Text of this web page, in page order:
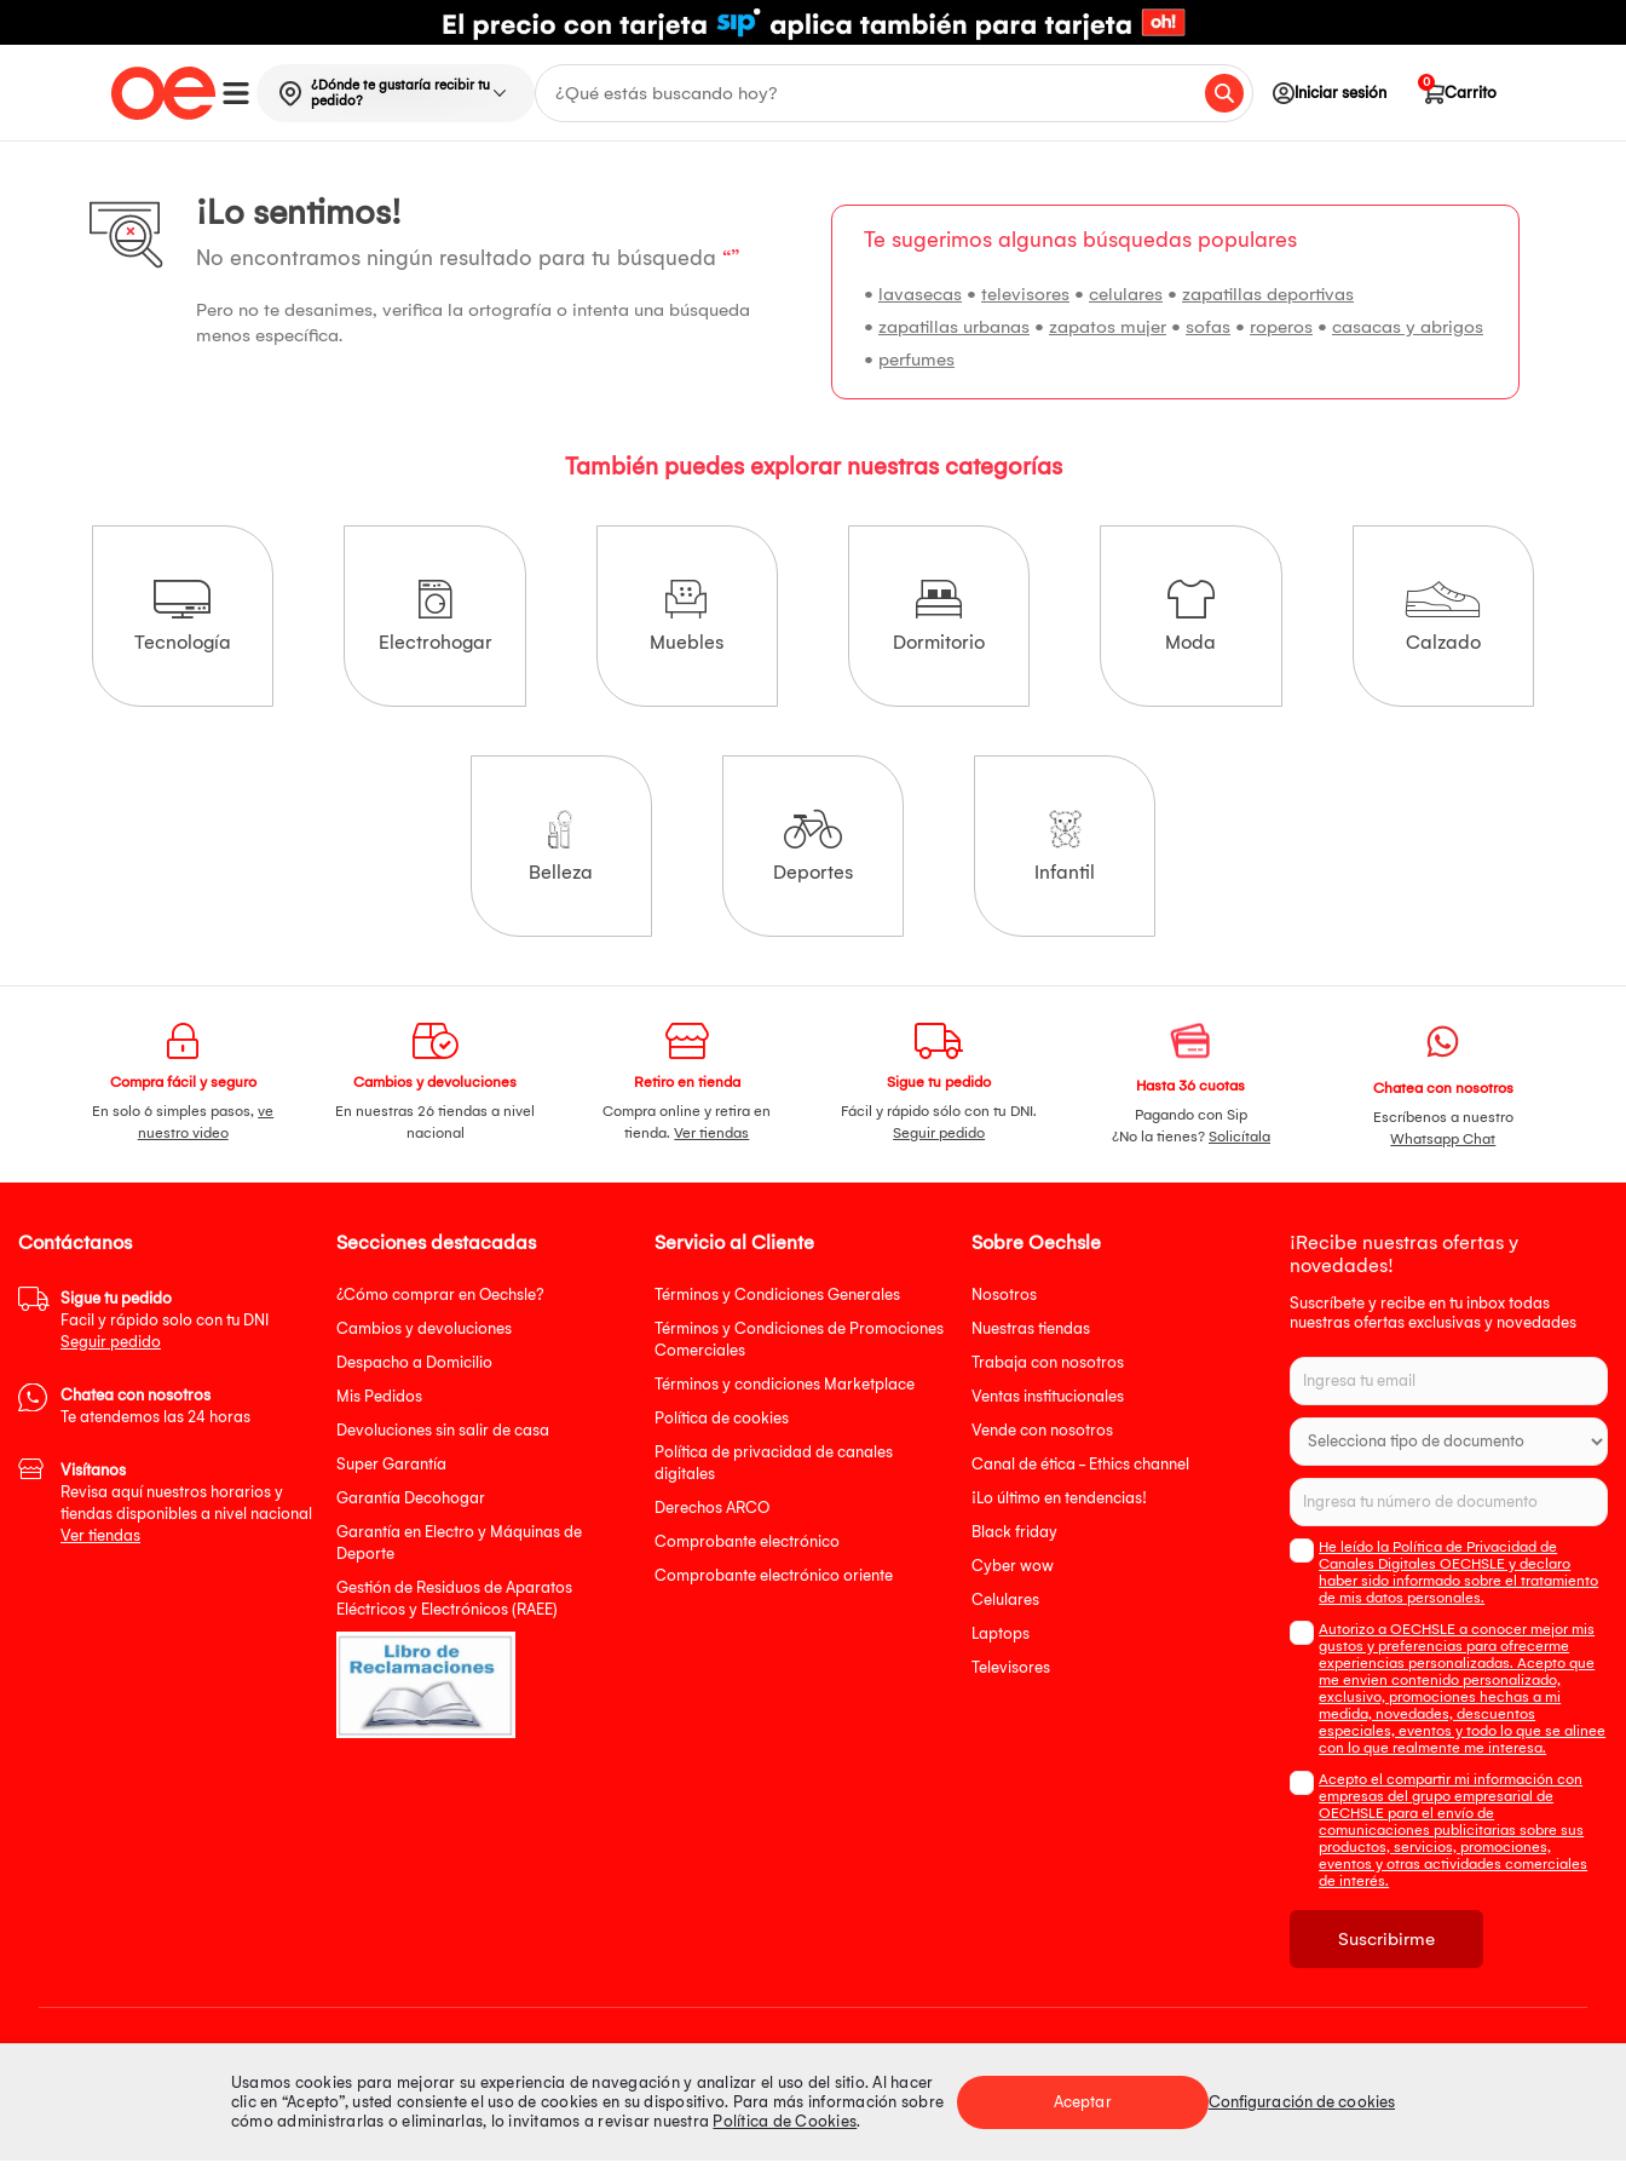
¿Dónde te gustaría recibir tu
pedido?
Iniciar sesión Carrito
0
¡Lo sentimos!
No encontramos ningún resultado para tu búsqueda “”
Pero no te desanimes, verifica la ortografía o intenta una búsqueda
menos específica.
Te sugerimos algunas búsquedas populares
• lavasecas • televisores • celulares • zapatillas deportivas
• zapatillas urbanas • zapatos mujer • sofas • roperos • casacas y abrigos
• perfumes
También puedes explorar nuestras categorías
Tecnología Electrohogar Muebles Dormitorio Moda Calzado
Belleza Deportes Infantil
Compra fácil y seguro
En solo 6 simples pasos,ve
nuestro video
Cambios y devoluciones
En nuestras 26 tiendas a nivel
nacional
Retiro en tienda
Compra online y retira en
tienda.Ver tiendas
Sigue tu pedido
Fácil y rápido sólo con tu DNI.
Seguir pedido
Hasta 36 cuotas
Pagando con Sip
¿No la tienes? Solicítala
Chatea con nosotros
Escríbenos a nuestro
Whatsapp Chat
Secciones destacadas
¿Cómo comprar en Oechsle?
Cambios y devoluciones
Despacho a Domicilio
Mis Pedidos
Devoluciones sin salir de casa
Super Garantía
Garantía Decohogar
Garantía en Electro y Máquinas de
Deporte
Gestión de Residuos de Aparatos
Eléctricos y Electrónicos (RAEE)
Servicio al Cliente
Términos y Condiciones Generales
Términos y Condiciones de Promociones
Comerciales
Términos y condiciones Marketplace
Política de cookies
Política de privacidad de canales
digitales
Derechos ARCO
Comprobante electrónico
Comprobante electrónico oriente
Sobre Oechsle
Nosotros
Nuestras tiendas
Trabaja con nosotros
Ventas institucionales
Vende con nosotros
Canal de ética - Ethics channel
¡Lo último en tendencias!
Black friday
Cyber wow
Celulares
Laptops
Televisores
¡Recibe nuestras ofertas y
novedades!
Suscríbete y recibe en tu inbox todas
nuestras ofertas exclusivas y novedades
He leído la Política de Privacidad de
Canales Digitales OECHSLE y declaro
haber sido informado sobre el tratamiento
de mis datos personales.
Autorizo a OECHSLE a conocer mejor mis
gustos y preferencias para ofrecerme
experiencias personalizadas. Acepto que
me envien contenido personalizado,
exclusivo, promociones hechas a mi
medida, novedades, descuentos
especiales, eventos y todo lo que se alinee
con lo que realmente me interesa.
Acepto el compartir mi información con
empresas del grupo empresarial de
OECHSLE para el envío de
comunicaciones publicitarias sobre sus
productos, servicios, promociones,
eventos y otras actividades comerciales
de interés.
Suscribirme
Contáctanos
Sigue tu pedido
Facil y rápido solo con tu DNI
Seguir pedido
Chatea con nosotros
Te atendemos las 24 horas
Visítanos
Revisa aquí nuestros horarios y
tiendas disponibles a nivel nacional
Ver tiendas
Síguenos en Medios de pago Tienda 100% Segura
Usamos cookies para mejorar su experiencia de navegación y analizar el uso del sitio. Al hacer
clic en “Acepto”, usted consiente el uso de cookies en su dispositivo. Para más información sobre
cómo administrarlas o eliminarlas, lo invitamos a revisar nuestra Política de Cookies.
Aceptar Configuración de cookies